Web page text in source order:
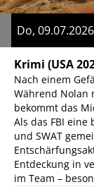
Do,
Krimi (USA
Nach einem
Während Nolan
bekommt das
Als das FBI
und SWAT
Entdeckung in
im Team –